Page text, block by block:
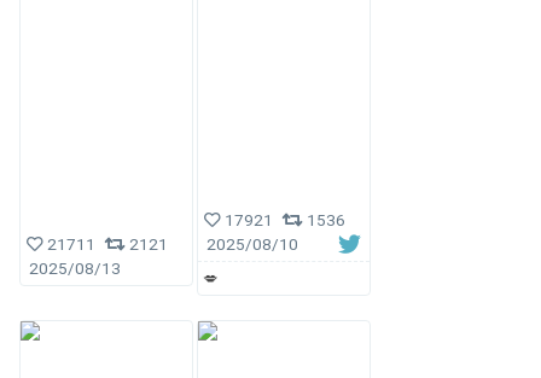
21711
2121
2025/08/13
17921
1536
2025/08/10
💋